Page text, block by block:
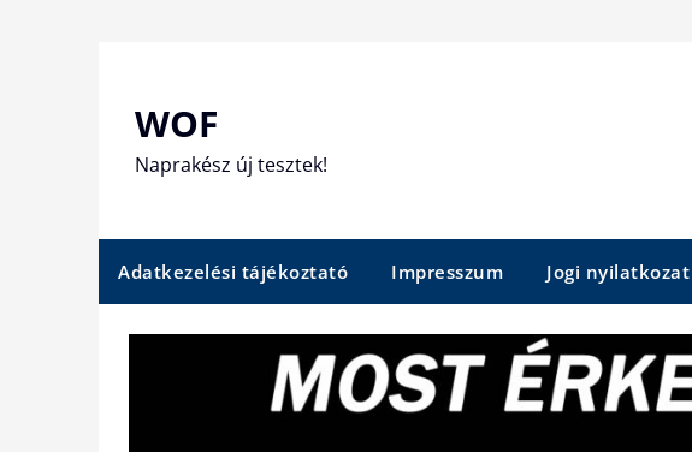
WOF
Naprakész új tesztek!
Adatkezelési tájékoztató Impresszum Jogi nyilatkozat